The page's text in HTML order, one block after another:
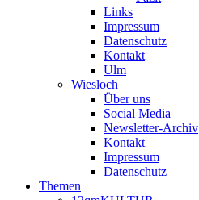
Links
Impressum
Datenschutz
Kontakt
Ulm
Wiesloch
Über uns
Social Media
Newsletter-Archiv
Kontakt
Impressum
Datenschutz
Themen